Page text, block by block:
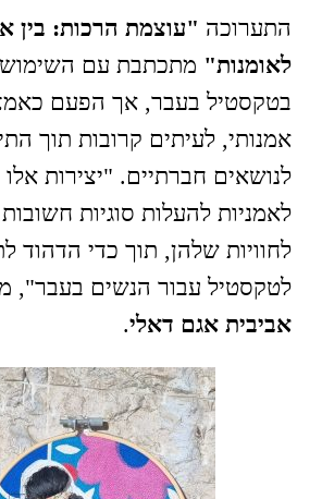
התערוכה "עוצמת הרכות: בין
לאומנות" מתכתבת עם
בטקסטיל בעבר, אך הפעם
אמנותי, לעיתים קרובות תוך
לנושאים חברתיים. "יצירות
לאמניות להעלות סוגיות
לחוויות שלהן, תוך כדי הדהוד
לטקסטיל עבור הנשים בעבר",
אביבית אגם דאלי.